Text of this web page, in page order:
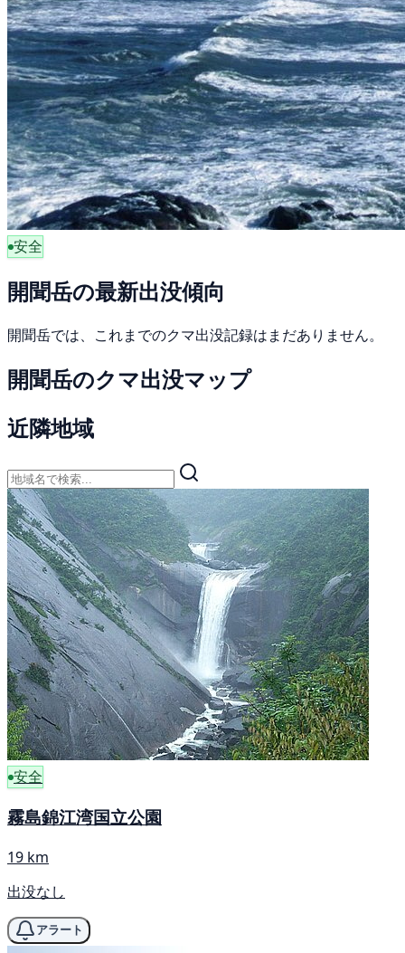
安全
開聞岳の最新出没傾向
開聞岳では、これまでのクマ出没記録はまだありません。
開聞岳のクマ出没マップ
近隣地域
安全
霧島錦江湾国立公園
19 km
出没なし
アラート